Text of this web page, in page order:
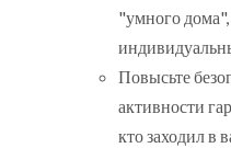
"умного
Повысьте
активности
кто заходил в